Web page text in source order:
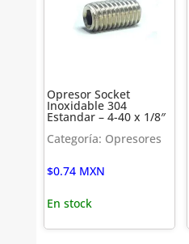
Opresor Socket
Inoxidable 304
Estandar – 4-40 x 1/8″
Categoría: Opresores
$0.74 MXN
En stock